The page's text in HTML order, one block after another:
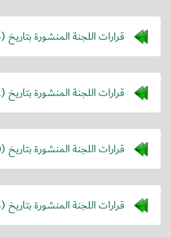
قرارات اللجنة المنشورة بتاريخ (
قرارات اللجنة المنشورة بتاريخ (
قرارات اللجنة المنشورة بتاريخ (
قرارات اللجنة المنشورة بتاريخ (